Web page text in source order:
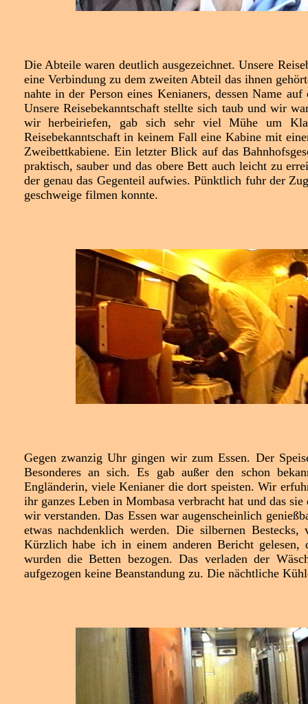
Die Abteile waren deutlich ausgezeichnet. Unsere
eine Verbindung zu dem zweiten Abteil das ihnen
nahte in der Person eines Kenianers, dessen Name
Unsere Reisebekanntschaft stellte sich taub und wir
wir herbeiriefen, gab sich sehr viel Mühe um
Reisebekanntschaft in keinem Fall eine Kabine mit
Zweibettkabiene. Ein letzter Blick auf das
praktisch, sauber und das obere Bett auch leicht zu
der genau das Gegenteil aufwies. Pünktlich fuhr der
geschweige filmen konnte.
Gegen zwanzig Uhr gingen wir zum Essen. Der
Besonderes an sich. Es gab außer den schon
Engländerin, viele Kenianer die dort speisten. Wir
ihr ganzes Leben in Mombasa verbracht hat und das
wir verstanden. Das Essen war augenscheinlich
etwas nachdenklich werden. Die silbernen
Kürzlich habe ich in einem anderen Bericht gelesen,
wurden die Betten bezogen. Das verladen der
aufgezogen keine Beanstandung zu. Die nächtliche